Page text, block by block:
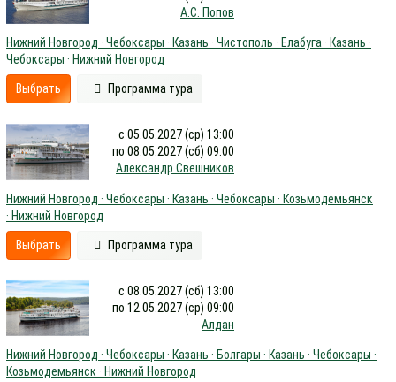
А.С. Попов
Нижний Новгород · Чебоксары · Казань · Чистополь · Елабуга · Казань ·
Чебоксары · Нижний Новгород
Выбрать Программа тура
с 05.05.2027 (ср) 13:00
по 08.05.2027 (сб) 09:00
Александр Свешников
Нижний Новгород · Чебоксары · Казань · Чебоксары · Козьмодемьянск
· Нижний Новгород
Выбрать Программа тура
с 08.05.2027 (сб) 13:00
по 12.05.2027 (ср) 09:00
Алдан
Нижний Новгород · Чебоксары · Казань · Болгары · Казань · Чебоксары ·
Козьмодемьянск · Нижний Новгород